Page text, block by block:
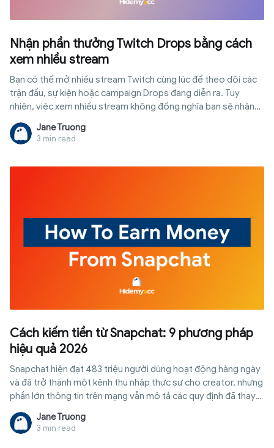
Nhận phần thưởng Twitch Drops bằng cách
xem nhiều stream
Bạn có thể mở nhiều stream Twitch cùng lúc để theo dõi các
trận đấu, sự kiện hoặc campaign Drops đang diễn ra. Tuy
nhiên, việc xem nhiều stream không đồng nghĩa bạn sẽ nhận
được nhiều phần thưởng hơn hoặc tiến trình Drops luôn được
cộng dồn. Bài viết này sẽ giải thích cách Twitch tính thời gian
xem, những cách Multi-Stream phổ biến và vai trò của
Jane Truong
3 min read
Cách kiếm tiền từ Snapchat: 9 phương pháp
hiệu quả 2026
Snapchat hiện đạt 483 triệu người dùng hoạt động hàng ngày
và đã trở thành một kênh thu nhập thực sự cho creator, nhưng
phần lớn thông tin trên mạng vẫn mô tả các quy định đã thay
đổi từ năm 2025. Bài viết này trình bày chính xác cách đủ điều
kiện nhận thanh toán từ Snapchat hiện nay, cùng tám cách
khác để kiếm tiền từ nền tảng này mà không cần chờ đạt
Jane Truong
3 min read